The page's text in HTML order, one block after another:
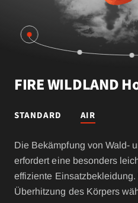
FIRE WILDLAND
STANDARD AIR
Die Bekämpfung von Wald-
erfordert eine besonders
effiziente
Überhitzung des Körpers